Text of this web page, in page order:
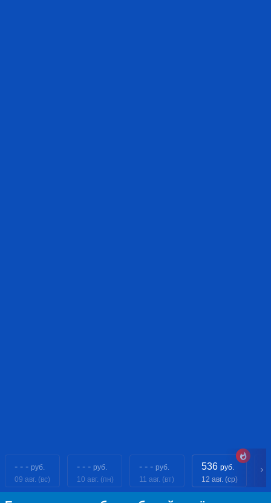
- - - руб.
09 авг. (вс)
- - - руб.
10 авг. (пн)
- - - руб.
11 авг. (вт)
536 руб.
12 авг. (ср)